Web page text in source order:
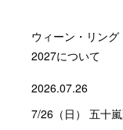
ウィーン・リン
2027について
2026.07.26
7/26（日） 五十